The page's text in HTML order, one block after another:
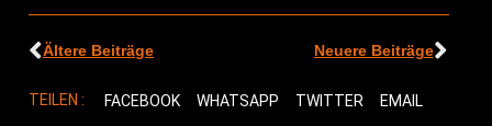
Ältere Beiträge Neuere Beiträge
TEILEN : FACEBOOK WHATSAPP TWITTER EMAIL